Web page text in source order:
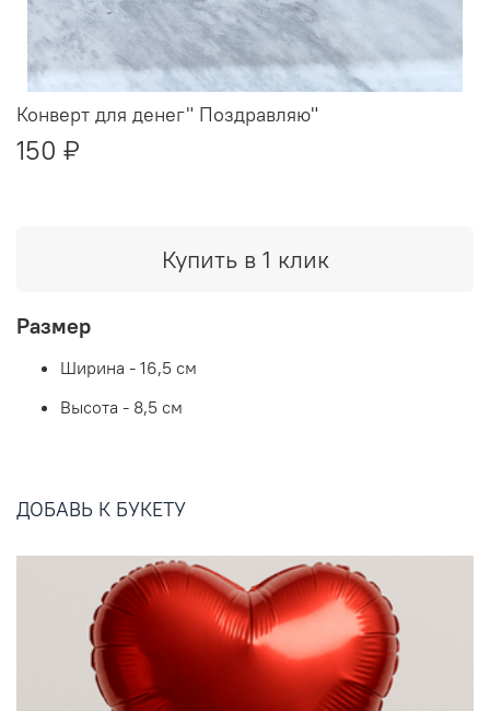
Конверт для денег" Поздравляю"
150 ₽
Купить в 1 клик
Размер
Ширина - 16,5 см
Высота - 8,5 см
ДОБАВЬ К БУКЕТУ